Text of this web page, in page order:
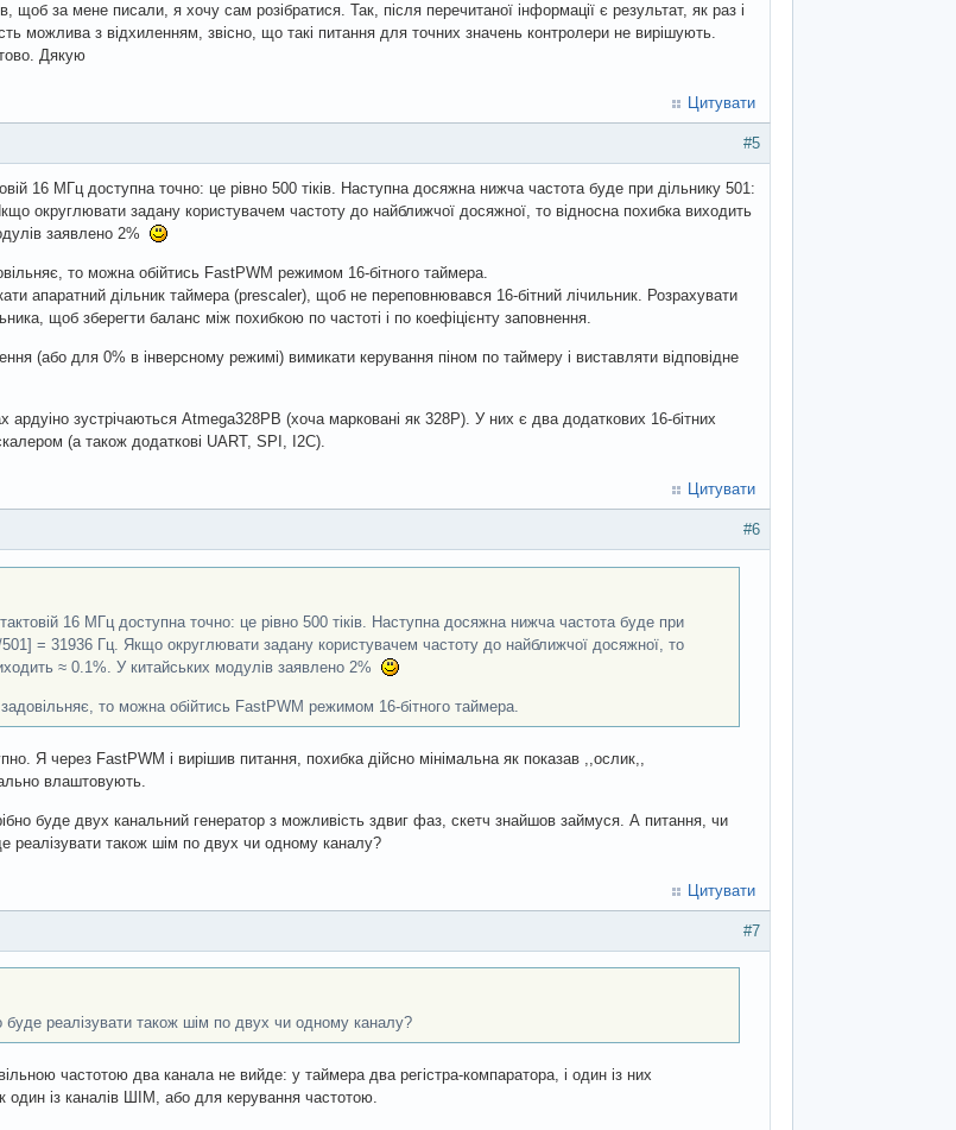
щоб за мене писали, я хочу сам розібратися. Так, після перечитаної інформації є результат, як раз і
можлива з відхиленням, звісно, що такі питання для точних значень контролери не вирішують.
Дякую
Цитувати
#5
16 МГц доступна точно: це рівно 500 тіків. Наступна досяжна нижча частота буде при дільнику 501:
округлювати задану користувачем частоту до найближчої досяжної, то відносна похибка виходить
заявлено 2%
то можна обійтись FastPWM режимом 16-бітного таймера.
апаратний дільник таймера (prescaler), щоб не переповнювався 16-бітний лічильник. Розрахувати
щоб зберегти баланс між похибкою по частоті і по коефіцієнту заповнення.
(або для 0% в інверсному режимі) вимикати керування піном по таймеру і виставляти відповідне
ардуіно зустрічаються Atmega328PB (хоча марковані як 328P). У них є два додаткових 16-бітних
(а також додаткові UART, SPI, I2C).
Цитувати
#6
16 МГц доступна точно: це рівно 500 тіків. Наступна досяжна нижча частота буде при
= 31936 Гц. Якщо округлювати задану користувачем частоту до найближчої досяжної, то
≈ 0.1%. У китайських модулів заявлено 2%
то можна обійтись FastPWM режимом 16-бітного таймера.
Я через FastPWM і вирішив питання, похибка дійсно мінімальна як показав ,,ослик,,
влаштовують.
буде двух канальний генератор з можливість здвиг фаз, скетч знайшов займуся. А питання, чи
реалізувати також шім по двух чи одному каналу?
Цитувати
#7
реалізувати також шім по двух чи одному каналу?
частотою два канала не вийде: у таймера два регістра-компаратора, і один із них
один із каналів ШІМ, або для керування частотою.